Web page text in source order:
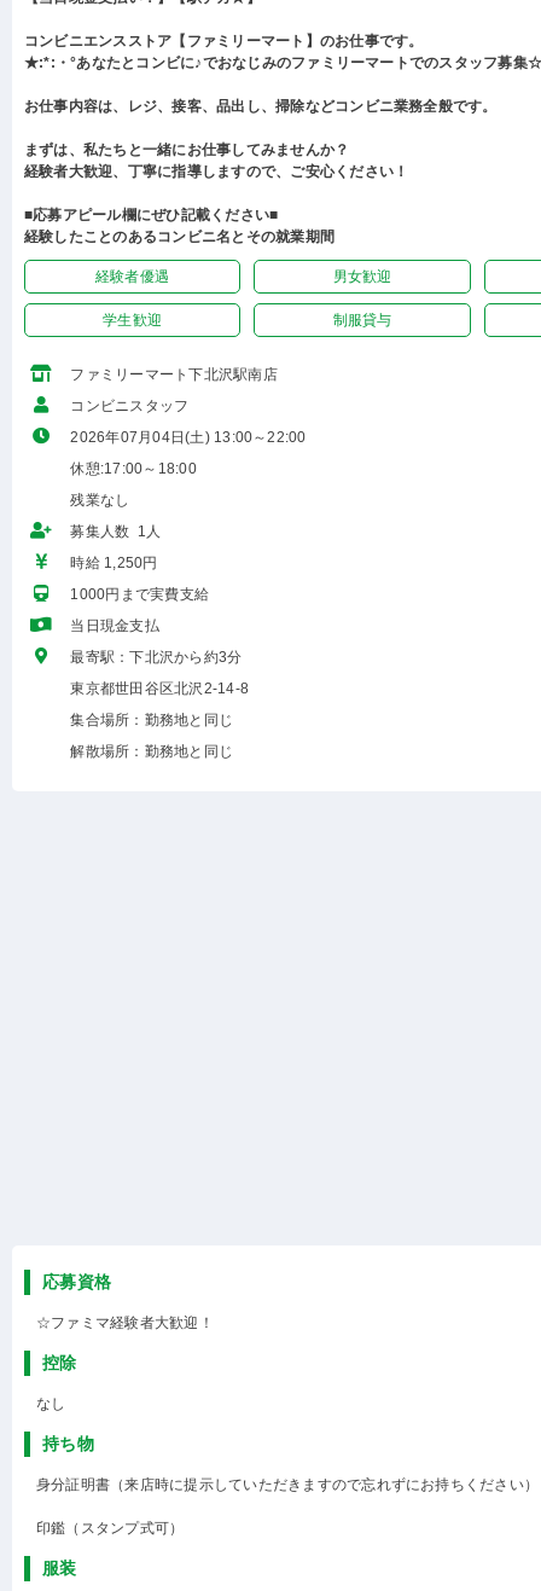
コンビニエンスストア【ファミリーマート】のお仕事です。
★:*:・°あなたとコンビに♪でおなじみのファミリーマートでのスタッフ募集
お仕事内容は、レジ、接客、品出し、掃除などコンビニ業務全般です。
まずは、私たちと一緒にお仕事してみませんか？
経験者大歓迎、丁寧に指導しますので、ご安心ください！
■応募アピール欄にぜひ記載ください■
経験したことのあるコンビニ名とその就業期間
経験者優遇 男女歓迎
学生歓迎 制服貸与
ファミリーマート下北沢駅南店
コンビニスタッフ
2026年07月04日(土) 13:00～22:00
休憩:17:00～18:00
残業なし
募集人数 1人
時給 1,250円
1000円まで実費支給
当日現金支払
最寄駅：下北沢から約3分
東京都世田谷区北沢2-14-8
集合場所：勤務地と同じ
解散場所：勤務地と同じ
応募資格
☆ファミマ経験者大歓迎！
控除
なし
持ち物
身分証明書（来店時に提示していただきますので忘れずにお持ちください）
印鑑（スタンプ式可）
服装